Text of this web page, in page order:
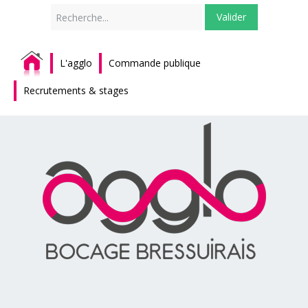
Valider
L'agglo Commande publique
Recrutements & stages